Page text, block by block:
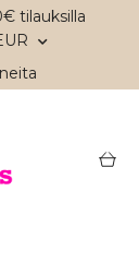
tilauksilla